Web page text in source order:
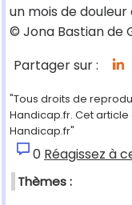
un mois de douleur
© Jona Bastian de
Partager sur :
"Tous droits de
Handicap.fr. Cet
Handicap.fr"
0 Réagissez à
Thèmes :